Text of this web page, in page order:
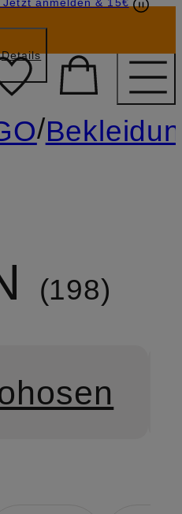
Details
GESCHENK20
/
198